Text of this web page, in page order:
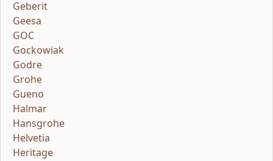
Geberit
Geesa
GOC
Gockowiak
Godre
Grohe
Gueno
Halmar
Hansgrohe
Helvetia
Heritage